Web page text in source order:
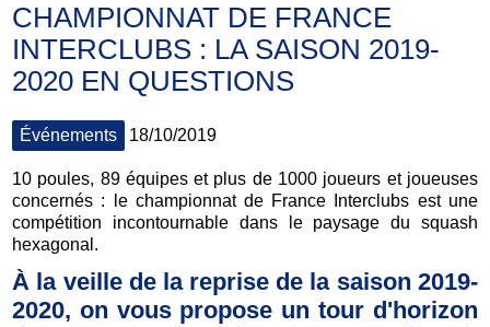
CHAMPIONNAT DE FRANCE
INTERCLUBS : LA SAISON 2019-
2020 EN QUESTIONS
Événements 18/10/2019
10 poules, 89 équipes et plus de 1000 joueurs et joueuses
concernés : le championnat de France Interclubs est une
compétition incontournable dans le paysage du squash
hexagonal.
À la veille de la reprise de la saison 2019-
2020, on vous propose un tour d'horizon